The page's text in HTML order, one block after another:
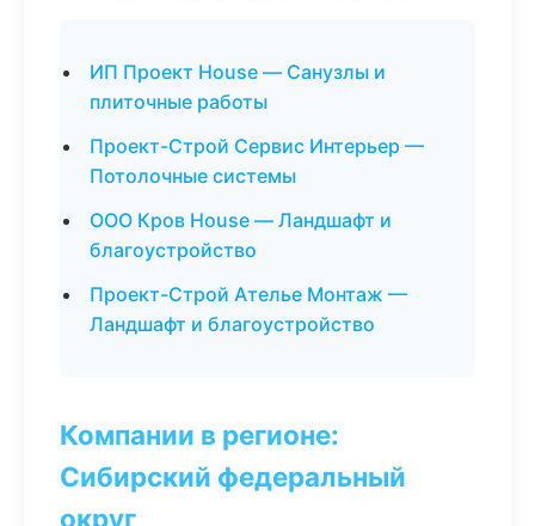
ИП Проект House — Санузлы и
плиточные работы
Проект-Строй Сервис Интерьер —
Потолочные системы
ООО Кров House — Ландшафт и
благоустройство
Проект-Строй Ателье Монтаж —
Ландшафт и благоустройство
Компании в регионе:
Сибирский федеральный
округ